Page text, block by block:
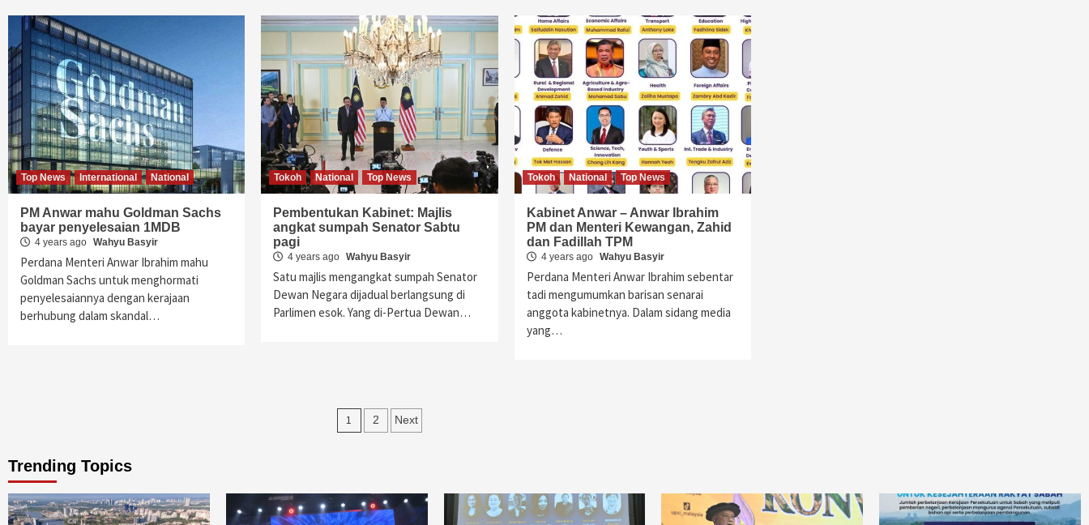
Top News International National
PM Anwar mahu Goldman Sachs
bayar penyelesaian 1MDB
4 years ago Wahyu Basyir
Perdana Menteri Anwar Ibrahim mahu
Goldman Sachs untuk menghormati
penyelesaiannya dengan kerajaan
berhubung dalam skandal…
Tokoh National Top News
Pembentukan Kabinet: Majlis
angkat sumpah Senator Sabtu
pagi
4 years ago Wahyu Basyir
Satu majlis mengangkat sumpah Senator
Dewan Negara dijadual berlangsung di
Parlimen esok. Yang di-Pertua Dewan…
Tokoh National Top News
Kabinet Anwar – Anwar Ibrahim
PM dan Menteri Kewangan, Zahid
dan Fadillah TPM
4 years ago Wahyu Basyir
Perdana Menteri Anwar Ibrahim sebentar
tadi mengumumkan barisan senarai
anggota kabinetnya. Dalam sidang media
yang…
Posts
1 2 Next
Trending Topics